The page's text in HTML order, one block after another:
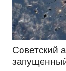
Cоветский